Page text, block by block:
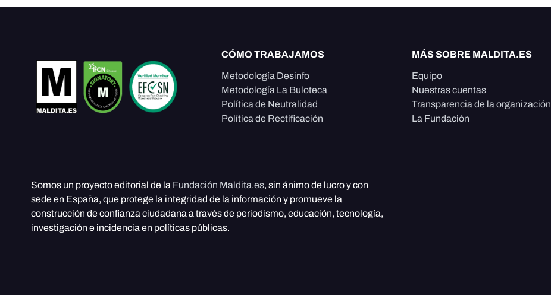
CÓMO TRABAJAMOS
Metodología Desinfo
Metodología La Buloteca
Política de Neutralidad
Política de Rectificación
MÁS SOBRE MALDITA.ES
Equipo
Nuestras cuentas
Transparencia de la organización
La Fundación
Somos un proyecto editorial de la Fundación Maldita.es, sin ánimo de lucro y con
sede en España, que protege la integridad de la información y promueve la
construcción de confianza ciudadana a través de periodismo, educación, tecnología,
investigación e incidencia en políticas públicas.